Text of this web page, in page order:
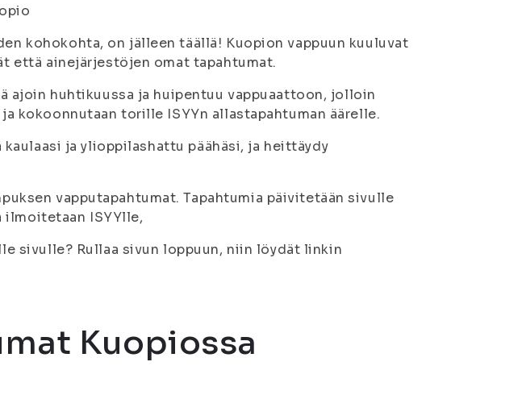
kohokohta, on jälleen täällä! Kuopion vappuun kuuluvat
että ainejärjestöjen omat tapahtumat.
ajoin huhtikuussa ja huipentuu vappuaattoon, jolloin
kokoonnutaan torille ISYYn allastapahtuman äärelle.
ja ylioppilashattu päähäsi, ja heittäydy
vapputapahtumat. Tapahtumia päivitetään sivulle
ilmoitetaan ISYYlle,
sivulle? Rullaa sivun loppuun, niin löydät linkin
Kuopiossa